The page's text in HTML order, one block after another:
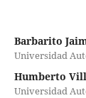
Barbarito
Universidad
Humberto
Universidad